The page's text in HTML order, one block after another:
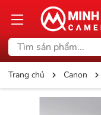
Trang chủ Canon